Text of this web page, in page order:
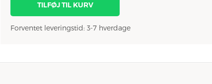
TILFØJ TIL KURV
Forventet leveringstid: 3-7 hverdage